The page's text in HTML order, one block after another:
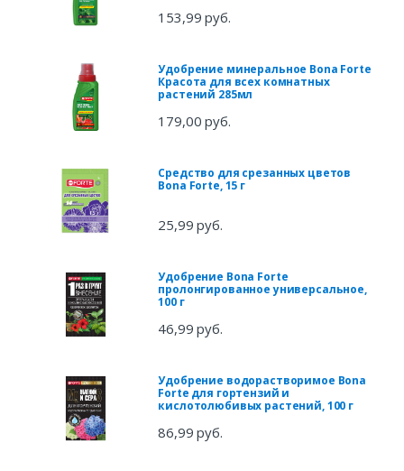
153,99 руб.
Удобрение минеральное Bona Forte
Красота для всех комнатных
растений 285мл
179,00 руб.
Средство для срезанных цветов
Bona Forte, 15 г
25,99 руб.
Удобрение Bona Forte
пролонгированное универсальное,
100 г
46,99 руб.
Удобрение водорастворимое Bona
Forte для гортензий и
кислотолюбивых растений, 100 г
86,99 руб.